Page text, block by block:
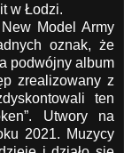
w Łodzi.
Model Army
oznak, że
podwójny album
zrealizowany z
ten
Utwory na
2021. Muzycy